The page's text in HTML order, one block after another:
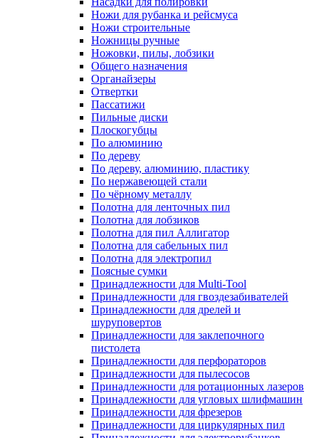
Ножи для рубанка и рейсмуса
Ножи строительные
Ножницы ручные
Ножовки, пилы, лобзики
Общего назначения
Органайзеры
Отвертки
Пассатижи
Пильные диски
Плоскогубцы
По алюминию
По дереву
По дереву, алюминию, пластику
По нержавеющей стали
По чёрному металлу
Полотна для ленточных пил
Полотна для лобзиков
Полотна для пил Аллигатор
Полотна для сабельных пил
Полотна для электропил
Поясные сумки
Принадлежности для Multi-Tool
Принадлежности для гвоздезабивателей
Принадлежности для дрелей и
шуруповертов
Принадлежности для заклепочного
пистолета
Принадлежности для перфораторов
Принадлежности для пылесосов
Принадлежности для ротационных лазеров
Принадлежности для угловых шлифмашин
Принадлежности для фрезеров
Принадлежности для циркулярных пил